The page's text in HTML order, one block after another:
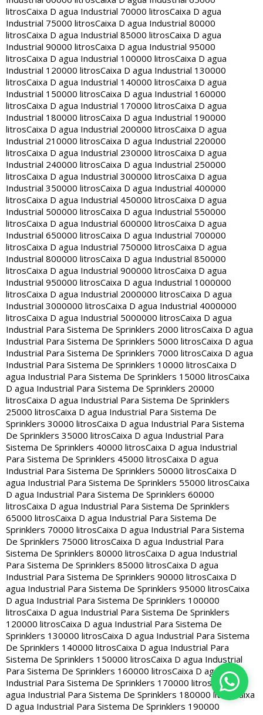
litrosCaixa D agua Industrial 70000 litrosCaixa D agua
Industrial 75000 litrosCaixa D agua Industrial 80000
litrosCaixa D agua Industrial 85000 litrosCaixa D agua
Industrial 90000 litrosCaixa D agua Industrial 95000
litrosCaixa D agua Industrial 100000 litrosCaixa D agua
Industrial 120000 litrosCaixa D agua Industrial 130000
litrosCaixa D agua Industrial 140000 litrosCaixa D agua
Industrial 150000 litrosCaixa D agua Industrial 160000
litrosCaixa D agua Industrial 170000 litrosCaixa D agua
Industrial 180000 litrosCaixa D agua Industrial 190000
litrosCaixa D agua Industrial 200000 litrosCaixa D agua
Industrial 210000 litrosCaixa D agua Industrial 220000
litrosCaixa D agua Industrial 230000 litrosCaixa D agua
Industrial 240000 litrosCaixa D agua Industrial 250000
litrosCaixa D agua Industrial 300000 litrosCaixa D agua
Industrial 350000 litrosCaixa D agua Industrial 400000
litrosCaixa D agua Industrial 450000 litrosCaixa D agua
Industrial 500000 litrosCaixa D agua Industrial 550000
litrosCaixa D agua Industrial 600000 litrosCaixa D agua
Industrial 650000 litrosCaixa D agua Industrial 700000
litrosCaixa D agua Industrial 750000 litrosCaixa D agua
Industrial 800000 litrosCaixa D agua Industrial 850000
litrosCaixa D agua Industrial 900000 litrosCaixa D agua
Industrial 950000 litrosCaixa D agua Industrial 1000000
litrosCaixa D agua Industrial 2000000 litrosCaixa D agua
Industrial 3000000 litrosCaixa D agua Industrial 4000000
litrosCaixa D agua Industrial 5000000 litrosCaixa D agua
Industrial Para Sistema De Sprinklers 2000 litrosCaixa D agua
Industrial Para Sistema De Sprinklers 5000 litrosCaixa D agua
Industrial Para Sistema De Sprinklers 7000 litrosCaixa D agua
Industrial Para Sistema De Sprinklers 10000 litrosCaixa D
agua Industrial Para Sistema De Sprinklers 15000 litrosCaixa
D agua Industrial Para Sistema De Sprinklers 20000
litrosCaixa D agua Industrial Para Sistema De Sprinklers
25000 litrosCaixa D agua Industrial Para Sistema De
Sprinklers 30000 litrosCaixa D agua Industrial Para Sistema
De Sprinklers 35000 litrosCaixa D agua Industrial Para
Sistema De Sprinklers 40000 litrosCaixa D agua Industrial
Para Sistema De Sprinklers 45000 litrosCaixa D agua
Industrial Para Sistema De Sprinklers 50000 litrosCaixa D
agua Industrial Para Sistema De Sprinklers 55000 litrosCaixa
D agua Industrial Para Sistema De Sprinklers 60000
litrosCaixa D agua Industrial Para Sistema De Sprinklers
65000 litrosCaixa D agua Industrial Para Sistema De
Sprinklers 70000 litrosCaixa D agua Industrial Para Sistema
De Sprinklers 75000 litrosCaixa D agua Industrial Para
Sistema De Sprinklers 80000 litrosCaixa D agua Industrial
Para Sistema De Sprinklers 85000 litrosCaixa D agua
Industrial Para Sistema De Sprinklers 90000 litrosCaixa D
agua Industrial Para Sistema De Sprinklers 95000 litrosCaixa
D agua Industrial Para Sistema De Sprinklers 100000
litrosCaixa D agua Industrial Para Sistema De Sprinklers
120000 litrosCaixa D agua Industrial Para Sistema De
Sprinklers 130000 litrosCaixa D agua Industrial Para Sistema
De Sprinklers 140000 litrosCaixa D agua Industrial Para
Sistema De Sprinklers 150000 litrosCaixa D agua Industrial
Para Sistema De Sprinklers 160000 litrosCaixa D agua
Industrial Para Sistema De Sprinklers 170000 litros Caixa D
agua Industrial Para Sistema De Sprinklers 180000 litrosCaixa
D agua Industrial Para Sistema De Sprinklers 190000